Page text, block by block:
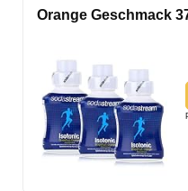
Orange Geschmack